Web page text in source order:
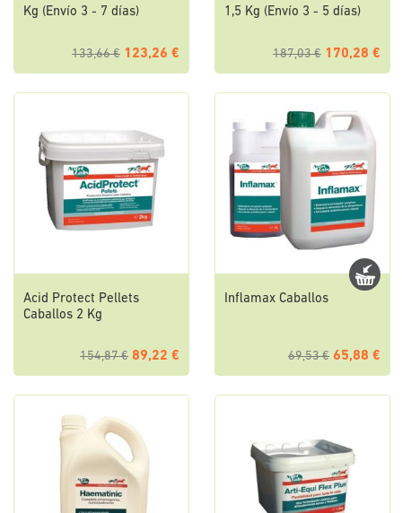
Kg (Envío 3 - 7 días)
133,66 € 123,26 €
1,5 Kg (Envío 3 - 5 días)
187,03 € 170,28 €
Acid Protect Pellets
Caballos 2 Kg
154,87 € 89,22 €
Inflamax Caballos
69,53 € 65,88 €